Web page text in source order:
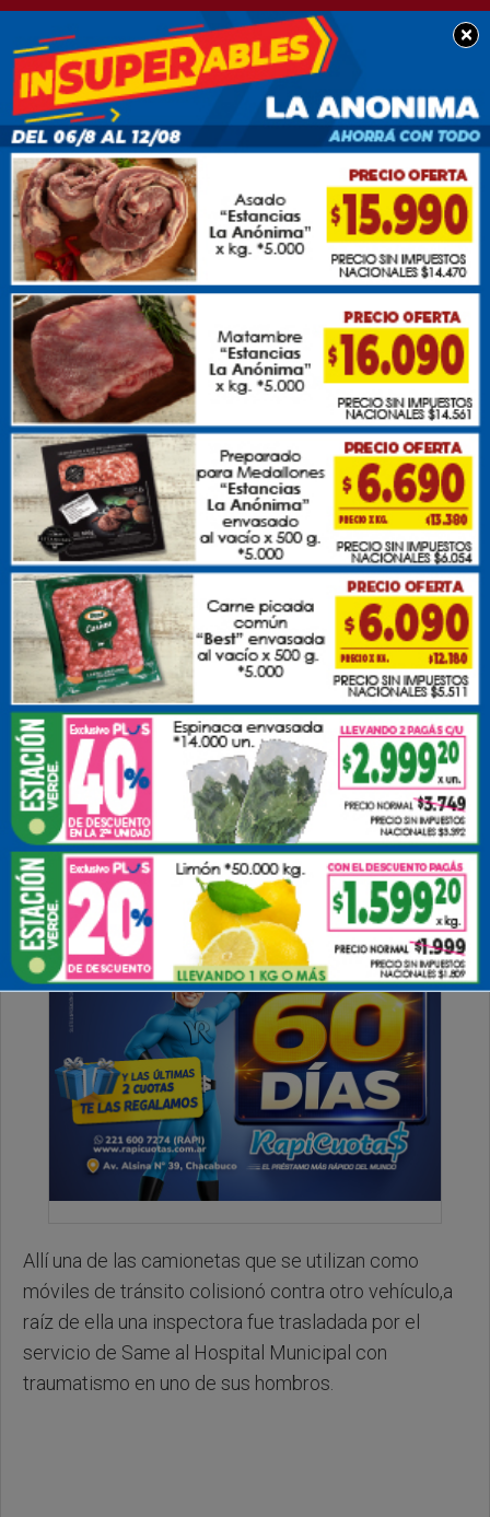
×
POLICIALES
Un movil de tránsito
involucrado en un
accidente
Lunes, 01 de Septiembre de 2025 . 09:15 Hs.
Les comentamos que hace un rato se produjo un
accidente en inmediaciones de calles Cervantes y
Fuerza Aérea.
PUBLICIDAD
Allí una de las camionetas que se utilizan como
móviles de tránsito colisionó contra otro vehículo,a
raíz de ella una inspectora fue trasladada por el
servicio de Same al Hospital Municipal con
traumatismo en uno de sus hombros.